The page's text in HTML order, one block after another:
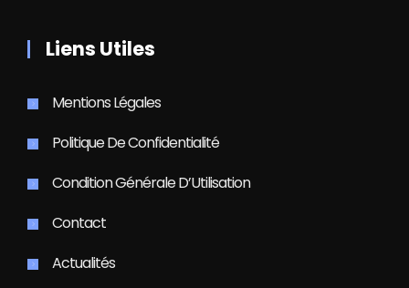
Liens Utiles
Mentions Légales
Politique De Confidentialité
Condition Générale D’Utilisation
Contact
Actualités